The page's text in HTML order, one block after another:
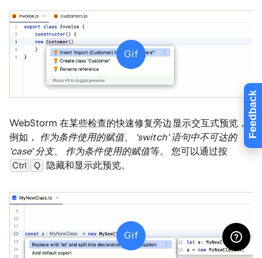
Feedback
Gif
WebStorm 在某些检查的快速修复旁边显示交互式预览，
例如， 作为条件使用的赋值、 'switch' 语句中不可达的
'case' 分支、 作为条件使用的赋值等。 您可以通过按
Ctrl 0
Q 隐藏和显示此预览。
Gif